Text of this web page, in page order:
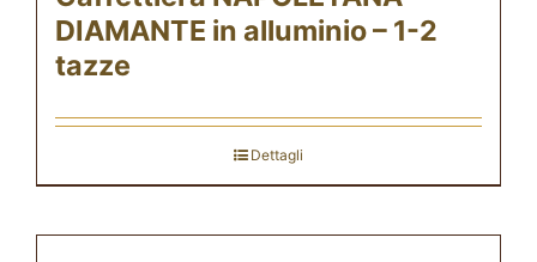
DIAMANTE in alluminio – 1-2
tazze
Dettagli